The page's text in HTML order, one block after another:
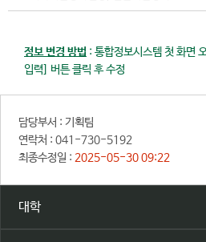
정보 변경 방법 : 통합정보시스템 첫 화면
입력] 버튼 클릭 후 수정
담당부서 : 기획팀
연락처 : 041-730-5192
최종수정일 : 2025-05-30 09:22
대학